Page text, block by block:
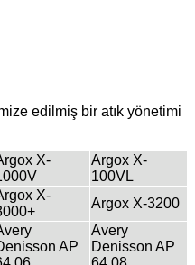
edilmiş bir atık yönetimi
X-
Argox X-
100VL
X-
Argox X-3200
AP
Avery
Denisson AP